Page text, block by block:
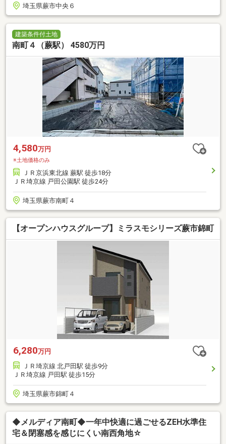
埼玉県蕨市中央６
建築条件付土地
南町４（蕨駅） 4580万円
4,580万円
※土地価格のみ
ＪＲ京浜東北線 蕨駅 徒歩18分
ＪＲ埼京線 戸田公園駅 徒歩24分
埼玉県蕨市南町４
【オープンハウスグループ】ミラスモシリーズ蕨市錦町
6,280万円
ＪＲ埼京線 北戸田駅 徒歩9分
ＪＲ埼京線 戸田駅 徒歩15分
埼玉県蕨市錦町４
◆メルディア南町◆一年中快適に過ごせるZEH水準住
宅＆閉塞感を感じにくい南西角地☆